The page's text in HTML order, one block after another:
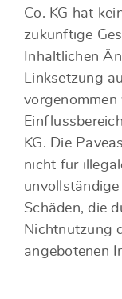
Co. KG hat
zukünftige
Inhaltlichen
Linksetzung
vorgenommen
KG. Die
nicht für
Schäden, die
Nichtnutzung
angebotenen